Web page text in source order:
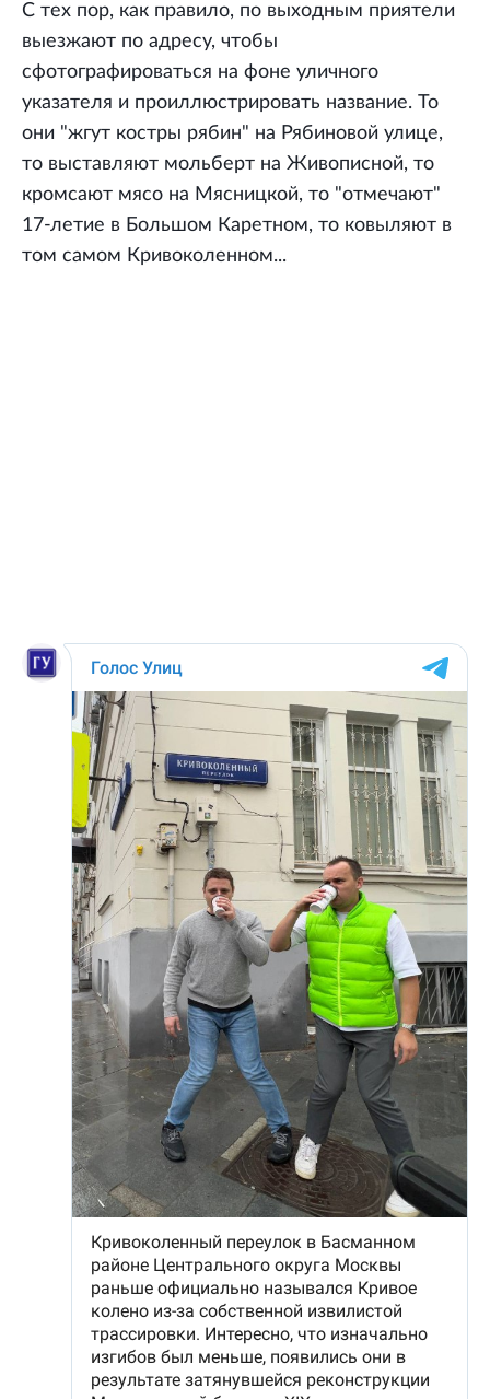
С тех пор, как правило, по выходным приятели
выезжают по адресу, чтобы
сфотографироваться на фоне уличного
указателя и проиллюстрировать название. То
они "жгут костры рябин" на Рябиновой улице,
то выставляют мольберт на Живописной, то
кромсают мясо на Мясницкой, то "отмечают"
17-летие в Большом Каретном, то ковыляют в
том самом Кривоколенном...